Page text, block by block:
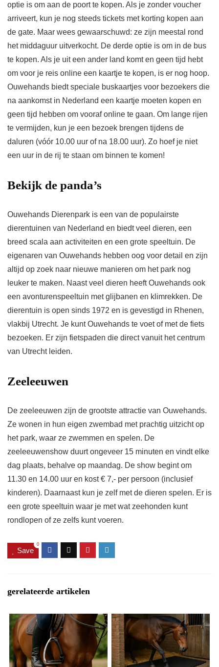
optie is om aan de poort te kopen. Als je zonder voucher
arriveert, kun je nog steeds tickets met korting kopen aan
de gate. Maar wees gewaarschuwd: ze zijn meestal rond
het middaguur uitverkocht. De derde optie is om in de bus
te kopen. Als je uit een ander land komt en geen tijd hebt
om voor je reis online een kaartje te kopen, is er nog hoop.
Ouwehands biedt speciale buskaartjes voor bezoekers die
na aankomst in Nederland een kaartje moeten kopen en
geen tijd hebben om vooraf online te gaan. Om lange rijen
te vermijden, kun je een bezoek brengen tijdens de
daluren (vóór 10.00 uur of na 18.00 uur). Zo hoef je niet
een uur in de rij te staan ​​om binnen te komen!
Bekijk de panda’s
Ouwehands Dierenpark is een van de populairste
dierentuinen van Nederland en biedt veel dieren, een
breed scala aan activiteiten en een grote speeltuin. De
eigenaren van Ouwehands hebben oog voor detail en zijn
altijd op zoek naar nieuwe manieren om het park nog
leuker te maken. Naast veel dieren heeft Ouwehands ook
een avonturenspeeltuin met glijbanen en klimrekken. De
dierentuin is open sinds 1972 en is gevestigd in Rhenen,
vlakbij Utrecht. Je kunt Ouwehands te voet of met de fiets
bezoeken. Er zijn fietspaden die direct vanuit het centrum
van Utrecht leiden.
Zeeleeuwen
De zeeleeuwen zijn de grootste attractie van Ouwehands.
Ze wonen in hun eigen zwembad met prachtig uitzicht op
het park, waar ze zwemmen en spelen. De
zeeleeuwenshow duurt ongeveer 15 minuten en vindt elke
dag plaats, behalve op maandag. De show begint om
11.30 en 14.00 uur en kost € 7,- per persoon (inclusief
kinderen). Daarnaast kun je zelf met de dieren spelen. Er is
een grote speeltuin waar je met wat zeehonden kunt
rondlopen of ze zelfs kunt voeren.
Save
0
gerelateerde artikelen